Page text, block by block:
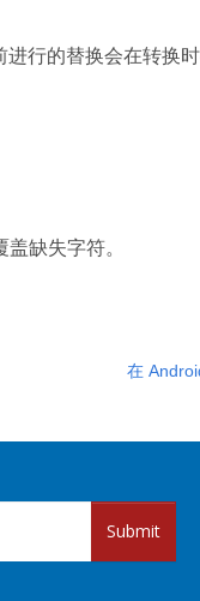
进行的替换会在转换时
盖缺失字符。
在
Submit